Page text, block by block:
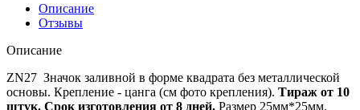
Описание
Отзывы
Описание
ZN27 Значок заливной в форме квадрата без металлической
основы. Крепление - цанга (см фото крепления). Тираж от 10
штук. Срок изготовления от 8 дней. Размер 25мм*25мм.